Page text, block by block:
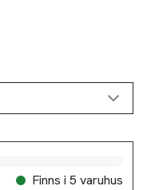
Finns i 5 varuhus